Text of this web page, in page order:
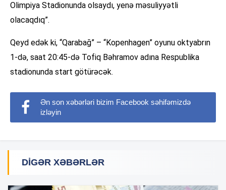
Olimpiya Stadionunda olsaydı, yenə məsuliyyətli
olacaqdıq”.
Qeyd edək ki, “Qarabağ” – “Kopenhagen” oyunu oktyabrın
1-də, saat 20:45-də Tofiq Bəhramov adına Respublika
stadionunda start götürəcək.
Ən son xəbərləri bizim Facebook səhifəmizdə
izləyin
DIGƏR XƏBƏRLƏR